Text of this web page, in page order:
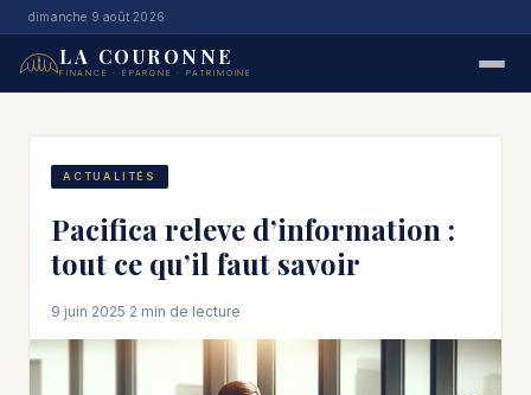
dimanche 9 août 2026
LA COURONNE
FINANCE · ÉPARGNE · PATRIMOINE
ACTUALITÉS
Pacifica releve d’information :
tout ce qu’il faut savoir
9 juin 2025·2 min de lecture